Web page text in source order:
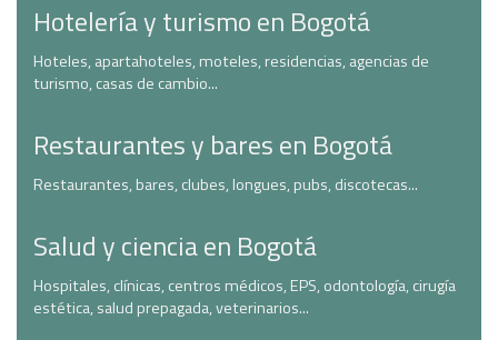
Hotelería y turismo en Bogotá
Hoteles, apartahoteles, moteles, residencias, agencias de
turismo, casas de cambio...
Restaurantes y bares en Bogotá
Restaurantes, bares, clubes, longues, pubs, discotecas...
Salud y ciencia en Bogotá
Hospitales, clínicas, centros médicos, EPS, odontología, cirugía
estética, salud prepagada, veterinarios...